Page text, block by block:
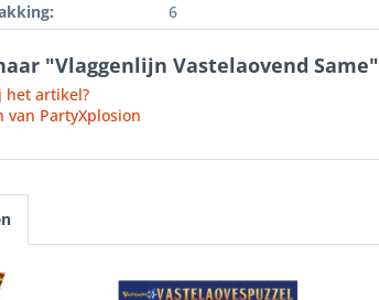
6
"Vlaggenlijn Vastelaovend Same"
het artikel?
PartyXplosion